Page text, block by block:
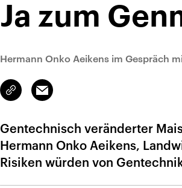
Ja zum
Hermann Onko Aeikens im Gespräch
Link
kopieren/teilen
Email
Gentechnisch veränderter
Hermann Onko Aeikens,
Risiken würden von